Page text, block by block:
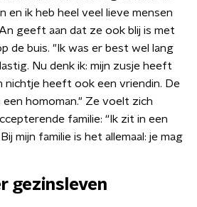
en ik heb heel veel lieve mensen
geeft aan dat ze ook blij is met
de buis. "Ik was er best wel lang
Nu denk ik: mijn zusje heeft
nichtje heeft ook een vriendin. De
een homoman." Ze voelt zich
familie: “Ik zit in een
mijn familie is het allemaal: je mag
gezinsleven